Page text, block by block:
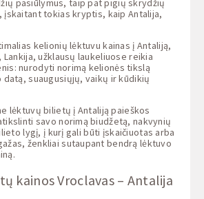
įskaitant tokias kryptis, kaip Antalija,
kelionių lėktuvu kainas į Antaliją,
Lankija, užklausų laukeliuose reikia
nurodyti norimą kelionės tikslą
datą, suaugusiųjų, vaikų ir kūdikių
lėktuvų bilietų į Antaliją paieškos
savo norimą biudžetą, nakvynių
lygį, į kurį gali būti įskaičiuotas arba
ženkliai sutaupant bendrą lėktuvo
kainos Vroclavas – Antalija